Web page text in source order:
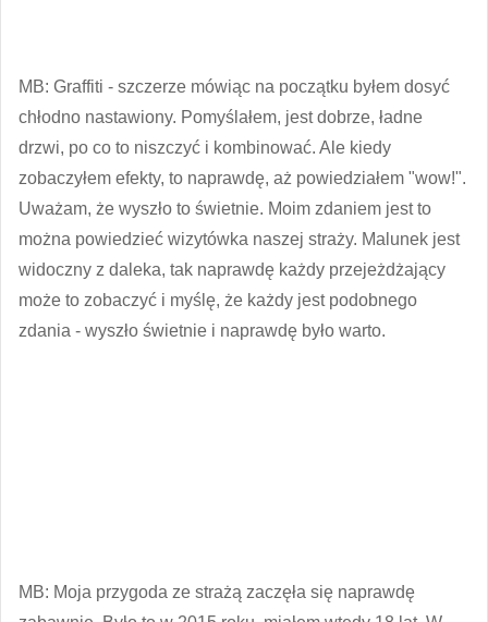
MB: Graffiti - szczerze mówiąc na początku byłem dosyć
chłodno nastawiony. Pomyślałem, jest dobrze, ładne
drzwi, po co to niszczyć i kombinować. Ale kiedy
zobaczyłem efekty, to naprawdę, aż powiedziałem "wow!".
Uważam, że wyszło to świetnie. Moim zdaniem jest to
można powiedzieć wizytówka naszej straży. Malunek jest
widoczny z daleka, tak naprawdę każdy przejeżdżający
może to zobaczyć i myślę, że każdy jest podobnego
zdania - wyszło świetnie i naprawdę było warto.
MB: Moja przygoda ze strażą zaczęła się naprawdę